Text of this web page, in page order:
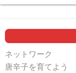
ネットワーク
唐辛子を育てよう